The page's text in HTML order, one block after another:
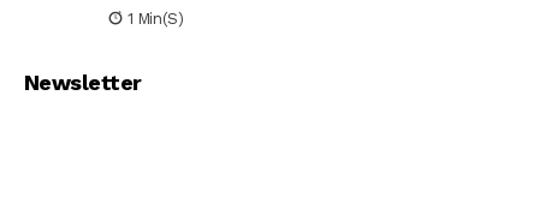
1 Min(s)
Newsletter